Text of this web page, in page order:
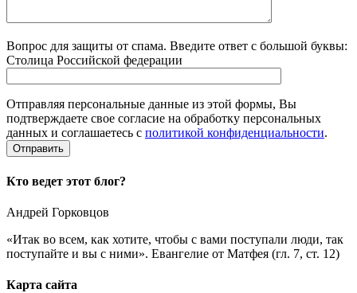
Вопрос для защиты от спама. Введите ответ с большой буквы:
Столица Российской федерации
Отправляя персональные данные из этой формы, Вы
подтверждаете свое согласие на обработку персональных
данных и соглашаетесь с политикой конфиденциальности.
Кто ведет этот блог?
Андрей Горковцов
«Итак во всем, как хотите, чтобы с вами поступали люди, так
поступайте и вы с ними». Евангелие от Матфея (гл. 7, ст. 12)
Карта сайта